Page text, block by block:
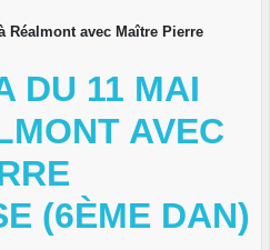
Réalmont avec Maître Pierre
DU 11 MAI
AVEC
(6ÈME DAN)